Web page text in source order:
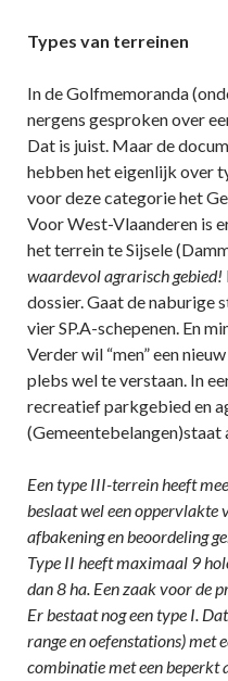
Types van terreinen
In de Golfmemoranda
nergens gesproken over
Dat is juist. Maar de
hebben het eigenlijk over
voor deze categorie het
Voor West-Vlaanderen is
het terrein te Sijsele
waardevol agrarisch gebied!
dossier. Gaat de naburige
vier SP.A-schepenen. En
Verder wil “men” een
plebs wel te verstaan. In
recreatief parkgebied en
Een type III-terrein heeft
beslaat wel een oppervlakte
afbakening en beoordeling
Type II heeft maximaal 9
dan 8 ha. Een zaak voor de
Er bestaat nog een type I.
range en oefenstations) met
combinatie met een beperkt